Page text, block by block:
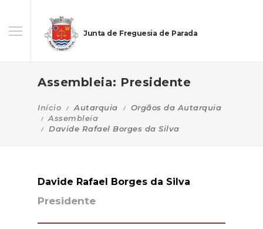
Junta de Freguesia de Parada
Assembleia: Presidente
Início Autarquia
Orgãos da Autarquia
Assembleia
Davide Rafael Borges da Silva
Davide Rafael Borges da Silva
Presidente